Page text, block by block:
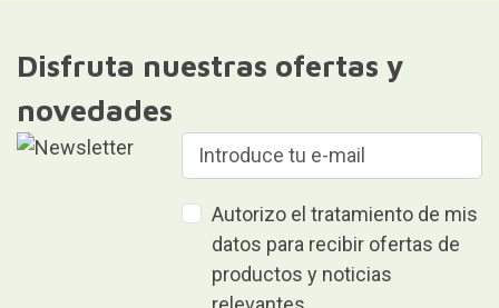
Disfruta nuestras ofertas y
novedades
Autorizo el tratamiento de mis
datos para recibir ofertas de
productos y noticias